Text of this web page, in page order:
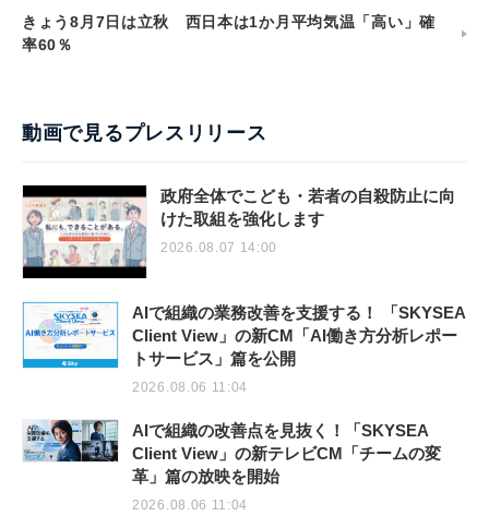
きょう8月7日は立秋 西日本は1か月平均気温「高い」確
率60％
動画で見るプレスリリース
政府全体でこども・若者の自殺防止に向
けた取組を強化します
2026.08.07 14:00
AIで組織の業務改善を支援する！ 「SKYSEA
Client View」の新CM「AI働き方分析レポー
トサービス」篇を公開
2026.08.06 11:04
AIで組織の改善点を見抜く！「SKYSEA
Client View」の新テレビCM「チームの変
革」篇の放映を開始
2026.08.06 11:04